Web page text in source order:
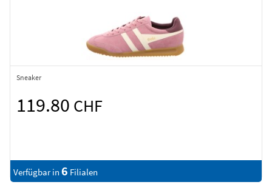
Sneaker
119.80 CHF
Verfügbar in 6 Filialen